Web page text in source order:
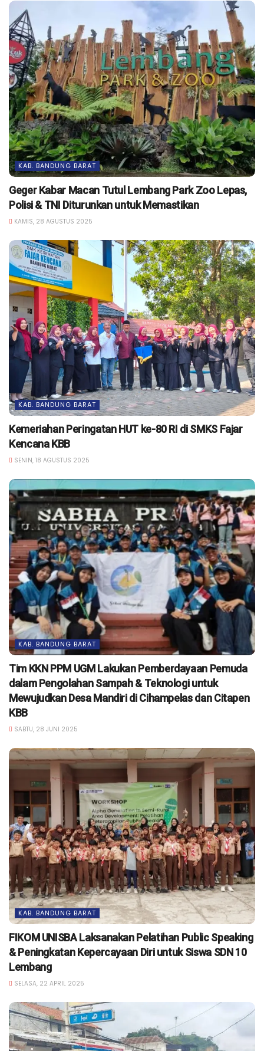
KAB. BANDUNG BARAT
Geger Kabar Macan Tutul Lembang Park Zoo Lepas,
Polisi & TNI Diturunkan untuk Memastikan
KAMIS, 28 AGUSTUS 2025
KAB. BANDUNG BARAT
Kemeriahan Peringatan HUT ke-80 RI di SMKS Fajar
Kencana KBB
SENIN, 18 AGUSTUS 2025
KAB. BANDUNG BARAT
Tim KKN PPM UGM Lakukan Pemberdayaan Pemuda
dalam Pengolahan Sampah & Teknologi untuk
Mewujudkan Desa Mandiri di Cihampelas dan Citapen
KBB
SABTU, 28 JUNI 2025
KAB. BANDUNG BARAT
FIKOM UNISBA Laksanakan Pelatihan Public Speaking
& Peningkatan Kepercayaan Diri untuk Siswa SDN 10
Lembang
SELASA, 22 APRIL 2025